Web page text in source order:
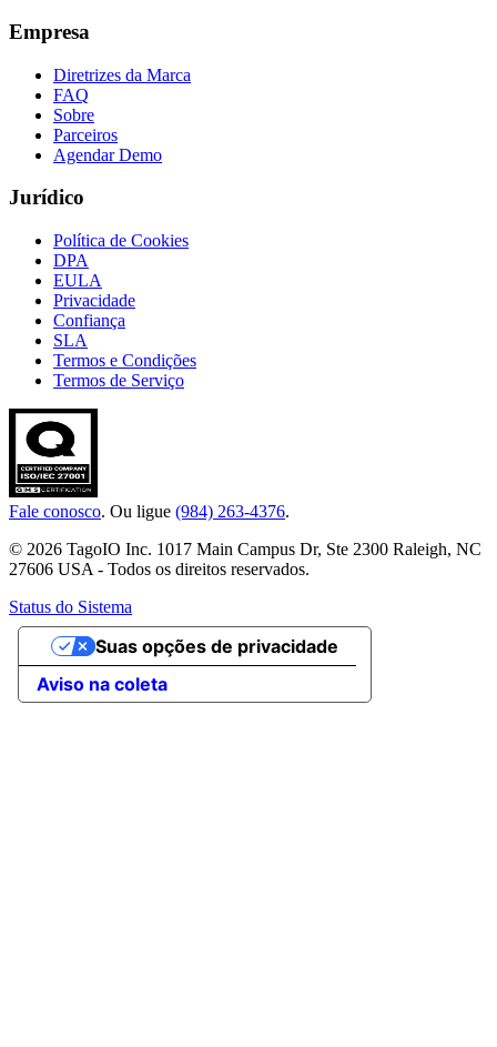
Empresa
Diretrizes da Marca
FAQ
Sobre
Parceiros
Agendar Demo
Jurídico
Política de Cookies
DPA
EULA
Privacidade
Confiança
SLA
Termos e Condições
Termos de Serviço
Fale conosco. Ou ligue (984) 263-4376.
© 2026 TagoIO Inc. 1017 Main Campus Dr, Ste 2300 Raleigh, NC
27606 USA - Todos os direitos reservados.
Status do Sistema
Aviso na coleta
Suas opções de privacidade